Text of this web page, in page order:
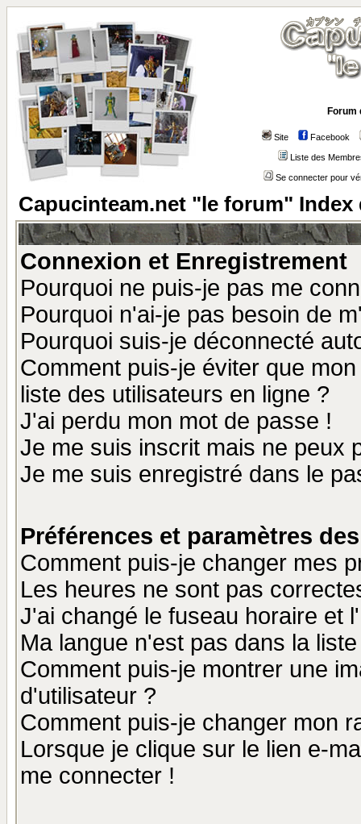
Forum
Site Facebook
Liste des
Se connecter pour
Capucinteam.net "le forum" Index
Connexion et Enregistrement
Pourquoi ne puis-je pas me
Pourquoi n'ai-je pas besoin de
Pourquoi suis-je déconnecté
Comment puis-je éviter que
liste des utilisateurs en ligne ?
J'ai perdu mon mot de passe !
Je me suis inscrit mais ne peux
Je me suis enregistré dans le
Préférences et paramètres
Comment puis-je changer mes
Les heures ne sont pas
J'ai changé le fuseau horaire et
Ma langue n'est pas dans la
Comment puis-je montrer une
d'utilisateur ?
Comment puis-je changer mon
Lorsque je clique sur le lien e-
me connecter !